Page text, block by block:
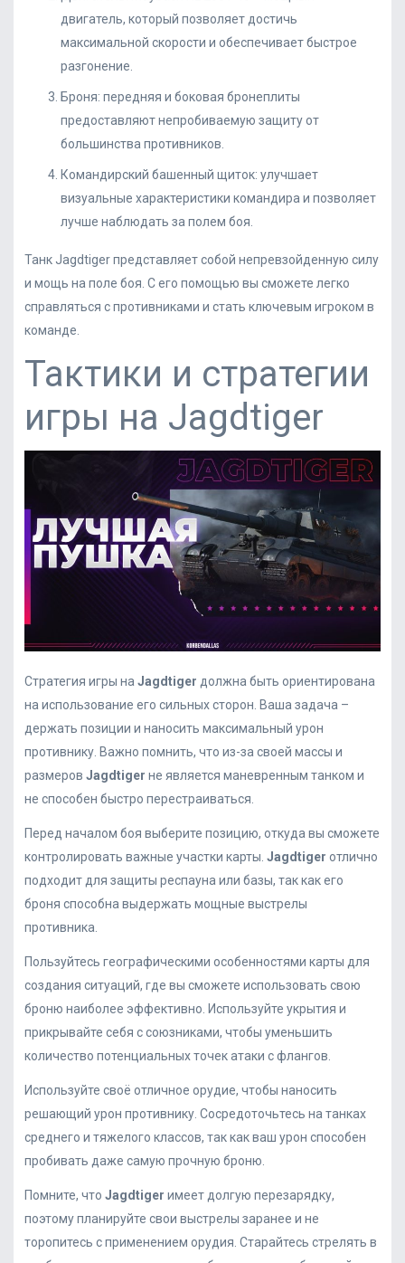
двигатель, который позволяет достичь
максимальной скорости и обеспечивает быстрое
разгонение.
Броня: передняя и боковая бронеплиты
предоставляют непробиваемую защиту от
большинства противников.
Командирский башенный щиток: улучшает
визуальные характеристики командира и позволяет
лучше наблюдать за полем боя.
Танк Jagdtiger представляет собой непревзойденную силу
и мощь на поле боя. С его помощью вы сможете легко
справляться с противниками и стать ключевым игроком в
команде.
Тактики и стратегии
игры на Jagdtiger
Стратегия игры на Jagdtiger должна быть ориентирована
на использование его сильных сторон. Ваша задача –
держать позиции и наносить максимальный урон
противнику. Важно помнить, что из-за своей массы и
размеров Jagdtiger не является маневренным танком и
не способен быстро перестраиваться.
Перед началом боя выберите позицию, откуда вы сможете
контролировать важные участки карты. Jagdtiger отлично
подходит для защиты респауна или базы, так как его
броня способна выдержать мощные выстрелы
противника.
Пользуйтесь географическими особенностями карты для
создания ситуаций, где вы сможете использовать свою
броню наиболее эффективно. Используйте укрытия и
прикрывайте себя с союзниками, чтобы уменьшить
количество потенциальных точек атаки с флангов.
Используйте своё отличное орудие, чтобы наносить
решающий урон противнику. Сосредоточьтесь на танках
среднего и тяжелого классов, так как ваш урон способен
пробивать даже самую прочную броню.
Помните, что Jagdtiger имеет долгую перезарядку,
поэтому планируйте свои выстрелы заранее и не
торопитесь с применением орудия. Старайтесь стрелять в